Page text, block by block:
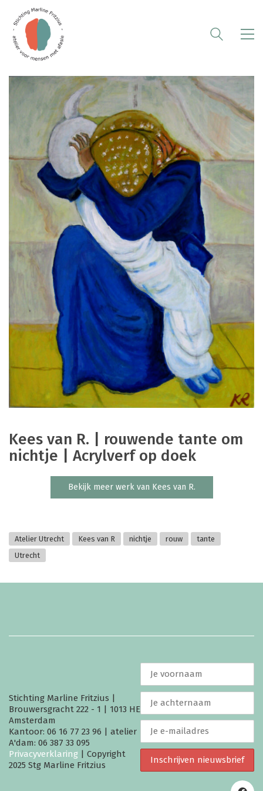
Kees van R. | rouwende tante om
nichtje | Acrylverf op doek
Bekijk meer werk van Kees van R.
Atelier Utrecht Kees van R nichtje rouw
tante
Utrecht
Stichting Marline Fritzius |
Brouwersgracht 222 - 1 | 1013 HE
Amsterdam
Kantoor: 06 16 77 23 96 | atelier
A'dam: 06 387 33 095
Privacyverklaring | Copyright
2025 Stg Marline Fritzius